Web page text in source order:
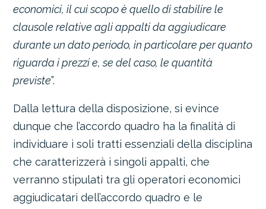
economici, il cui scopo è quello di stabilire le
clausole relative agli appalti da aggiudicare
durante un dato periodo, in particolare per quanto
riguarda i prezzi e, se del caso, le quantità
previste”.
Dalla lettura della disposizione, si evince
dunque che l’accordo quadro ha la finalità di
individuare i soli tratti essenziali della disciplina
che caratterizzerà i singoli appalti, che
verranno stipulati tra gli operatori economici
aggiudicatari dell’accordo quadro e le